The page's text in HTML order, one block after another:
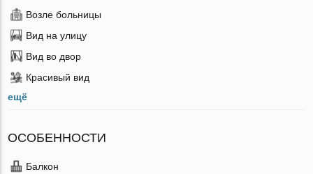
Возле больницы
Вид на улицу
Вид во двор
Красивый вид
ещё
ОСОБЕННОСТИ
Балкон